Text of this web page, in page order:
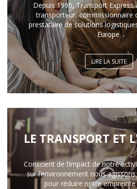
Depuis 1995, Transport Express
transporteur, commissionnaire
prestataire de solutions
Europe.
LIRE LA SUITE
LE TRANSPORT ET
Conscient de l’impact de notre
sur l’environnement nous
pour réduire notre empreinte